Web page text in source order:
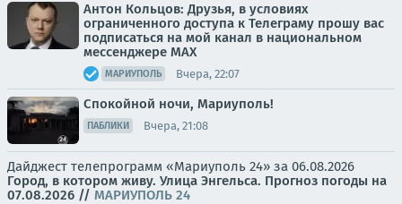
Антон Кольцов: Друзья, в условиях
ограниченного доступа к Телеграму прошу вас
подписаться на мой канал в национальном
мессенджере МАХ
МАРИУПОЛЬ Вчера, 22:07
Спокойной ночи, Мариуполь!
ПАБЛИКИ Вчера, 21:08
Дайджест телепрограмм «Мариуполь 24» за 06.08.2026
Город, в котором живу. Улица Энгельса. Прогноз погоды на
07.08.2026 // МАРИУПОЛЬ 24